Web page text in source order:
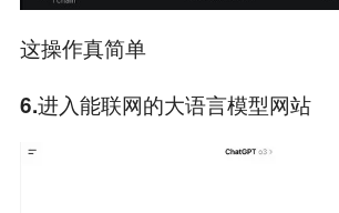
这操作真简单
6.进入能联网的大语言模型网站